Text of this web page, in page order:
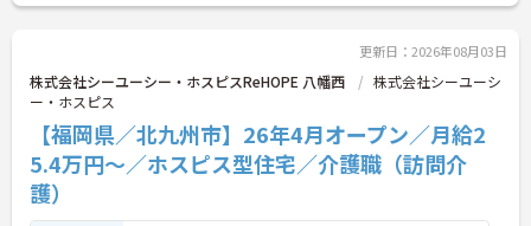
更新日：2026年08月03日
株式会社シーユーシー・ホスピスReHOPE 八幡西
株式会社シーユーシ
ー・ホスピス
【福岡県／北九州市】26年4月オープン／月給2
5.4万円～／ホスピス型住宅／介護職（訪問介
護）